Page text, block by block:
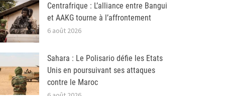
Centrafrique : L’alliance entre Bangui
et AAKG tourne à l’affrontement
6 août 2026
Sahara : Le Polisario défie les Etats
Unis en poursuivant ses attaques
contre le Maroc